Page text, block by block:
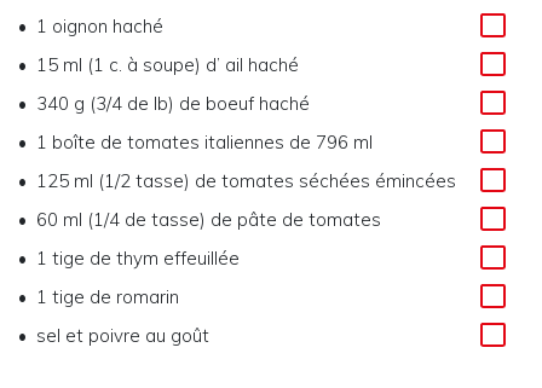
1 oignon haché
15 ml (1 c. à soupe) d’ ail haché
340 g (3/4 de lb) de boeuf haché
1 boîte de tomates italiennes de 796 ml
125 ml (1/2 tasse) de tomates séchées émincées
60 ml (1/4 de tasse) de pâte de tomates
1 tige de thym effeuillée
1 tige de romarin
sel et poivre au goût